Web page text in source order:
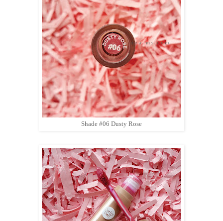
Shade #06 Dusty Rose